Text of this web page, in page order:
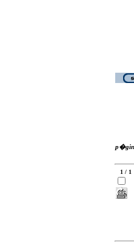
1 / 1